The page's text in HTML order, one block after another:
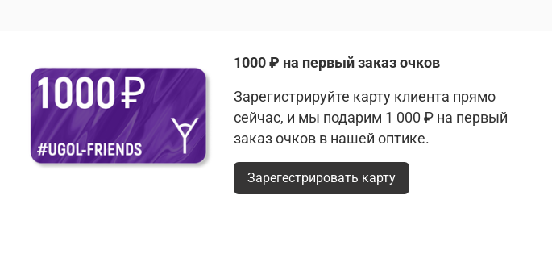
1000 ₽ на первый заказ очков
Зарегистрируйте карту клиента прямо
сейчас, и мы подарим 1 000 ₽ на первый
заказ очков в нашей оптике.
Зарегестрировать карту